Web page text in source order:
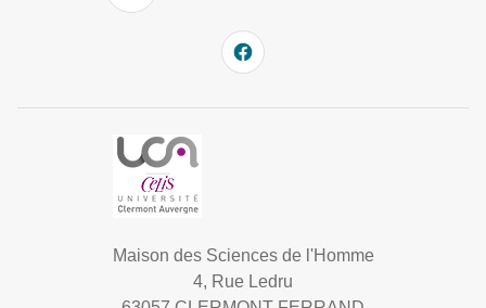
Maison des Sciences de l'Homme
4, Rue Ledru